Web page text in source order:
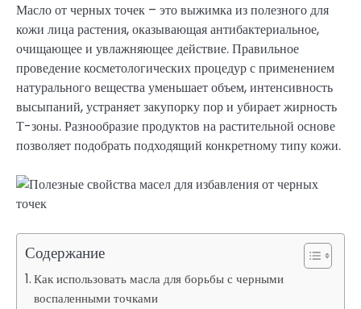
Масло от черных точек – это выжимка из полезного для
кожи лица растения, оказывающая антибактериальное,
очищающее и увлажняющее действие. Правильное
проведение косметологических процедур с применением
натурального вещества уменьшает объем, интенсивность
высыпаний, устраняет закупорку пор и убирает жирность
Т-зоны. Разнообразие продуктов на растительной основе
позволяет подобрать подходящий конкретному типу кожи.
Содержание
Как использовать масла для борьбы с черными
воспаленными точками